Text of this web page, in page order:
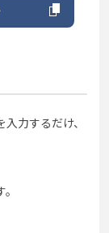
力するだけ、